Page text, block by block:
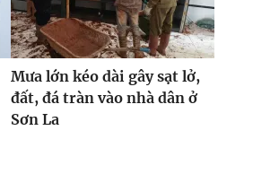
Mưa lớn kéo dài gây sạt lở,
đất, đá tràn vào nhà dân ở
Sơn La